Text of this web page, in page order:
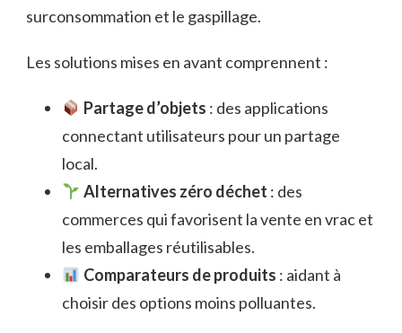
surconsommation et le gaspillage.
Les solutions mises en avant comprennent :
Partage d’objets : des applications
connectant utilisateurs pour un partage
local.
Alternatives zéro déchet : des
commerces qui favorisent la vente en vrac et
les emballages réutilisables.
Comparateurs de produits : aidant à
choisir des options moins polluantes.